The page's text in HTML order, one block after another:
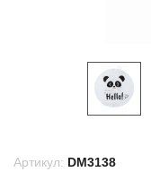
Артикул: DM3138